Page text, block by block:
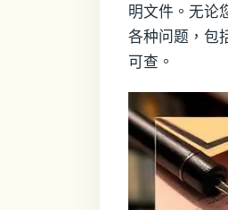
明文件。无论
各种问题，包
可查。